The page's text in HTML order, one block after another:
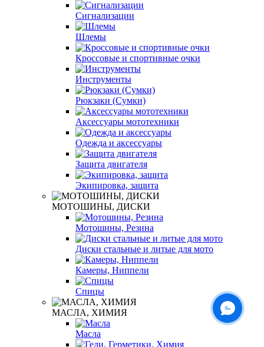
Сигнализации
Шлемы
Кроссовые и спортивные очки
Инструменты
Рюкзаки (Сумки)
Аксессуары мототехники
Одежда и аксессуары
Защита двигателя
Экипировка, защита
МОТОШИНЫ, ДИСКИ
Мотошины, Резина
Диски стальные и литые для мото
Камеры, Ниппели
Спицы
МАСЛА, ХИМИЯ
Масла